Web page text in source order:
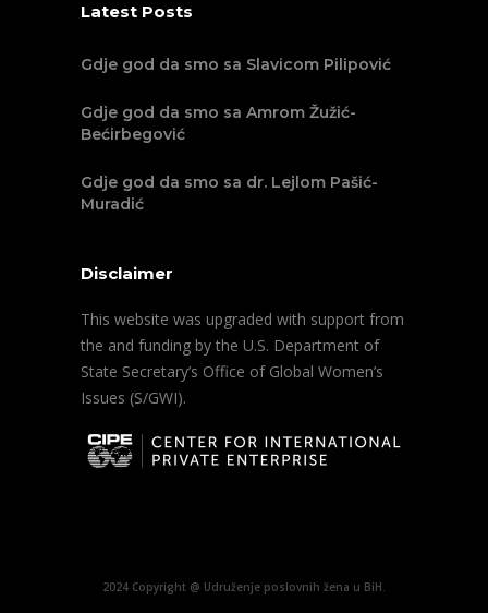
Latest Posts
Gdje god da smo sa Slavicom Pilipović
Gdje god da smo sa Amrom Žužić-
Bećirbegović
Gdje god da smo sa dr. Lejlom Pašić-
Muradić
Disclaimer
This website was upgraded with support from
the and funding by the U.S. Department of
State Secretary’s Office of Global Women’s
Issues (S/GWI).
2024 Copyright @ Udruženje poslovnih žena u BiH.